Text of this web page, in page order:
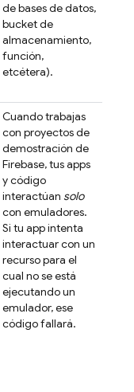
de bases de datos,
bucket de
almacenamiento,
función,
etcétera).
Cuando trabajas
con proyectos de
demostración de
Firebase, tus apps
y código
interactúan solo
con emuladores.
Si tu app intenta
interactuar con un
recurso para el
cual no se está
ejecutando un
emulador, ese
código fallará.